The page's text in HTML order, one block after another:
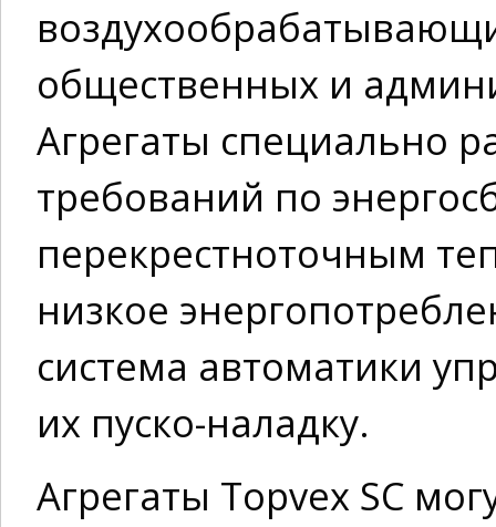
общественных и
Агрегаты специально
требований по
перекрестноточным
низкое
система автоматики
их пуско-наладку.
Агрегаты Topvex SC